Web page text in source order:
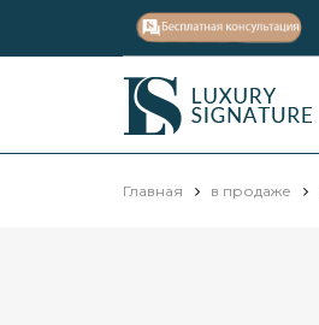
Luxury
Signature
Главная в продаже